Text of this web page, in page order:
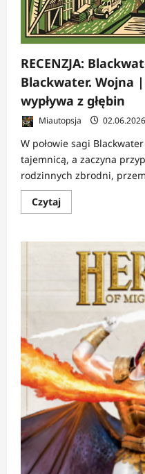
RECENZJA:
Blackwater. Wojna
wypływa z głębin
Miautopsja 02.06.2026
W połowie sagi
tajemnicą, a zaczyna
rodzinnych zbrodni,
CzytajDowiedz
się
RECENZJA:
Blackwater.
Dom
oraz
Blackwater.
Wojna
Dziedzictwo,
wypływa
z
głębin